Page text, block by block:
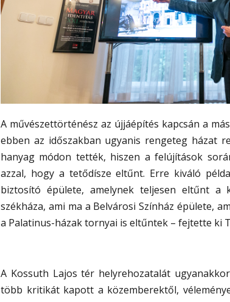
A művészettörténész az újjáépítés kapcsán a
ebben az időszakban ugyanis rengeteg házat
hanyag módon tették, hiszen a felújítások
azzal, hogy a tetődísze eltűnt. Erre kiváló
biztosító épülete, amelynek teljesen eltűnt a
székháza, ami ma a Belvárosi Színház épülete,
a Palatinus-házak tornyai is eltűntek – fejtette ki
A Kossuth Lajos tér helyrehozatalát
több kritikát kapott a közemberektől,